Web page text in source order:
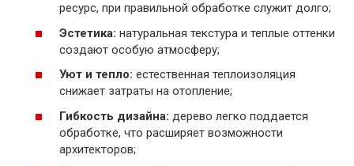
ресурс, при правильной обработке служит долго;
Эстетика: натуральная текстура и теплые оттенки
создают особую атмосферу;
Уют и тепло: естественная теплоизоляция
снижает затраты на отопление;
Гибкость дизайна: дерево легко поддается
обработке, что расширяет возможности
архитекторов;